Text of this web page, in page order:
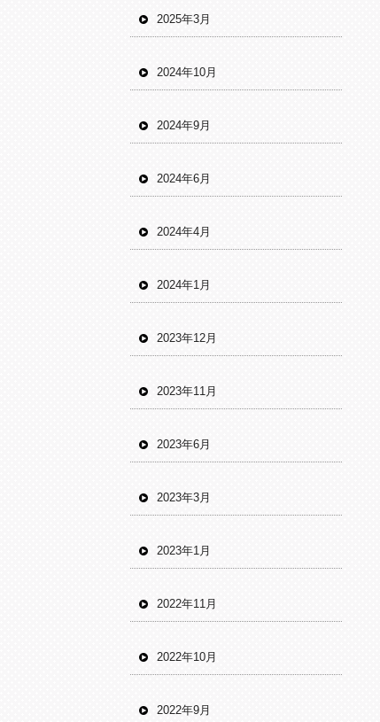
2025年3月
2024年10月
2024年9月
2024年6月
2024年4月
2024年1月
2023年12月
2023年11月
2023年6月
2023年3月
2023年1月
2022年11月
2022年10月
2022年9月